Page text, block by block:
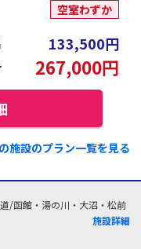
空室わずか
133,500円
267,000円
施設のプラン一覧を見る
/函館・湯の川・大沼・松前
施設詳細